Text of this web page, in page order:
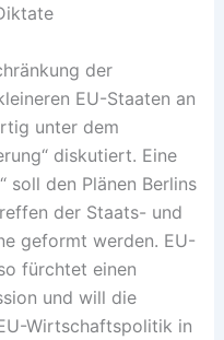
der
EU-Staaten an
unter dem
diskutiert. Eine
soll den Plänen Berlins
der Staats- und
geformt werden. EU-
fürchtet einen
und will die
Wirtschaftspolitik in